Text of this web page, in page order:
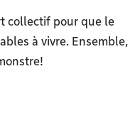
collectif pour que le
à vivre. Ensemble,